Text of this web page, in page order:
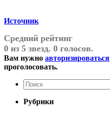
Источник
Средний рейтинг
0 из 5 звезд. 0 голосов.
Вам нужно авторизироваться
проголосовать.
Рубрики